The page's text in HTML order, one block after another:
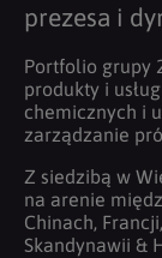
prezesa i
Portfolio grupy
produkty i
chemicznych i
zarządzanie
Z siedzibą w
na arenie
Chinach,
Skandynawii &